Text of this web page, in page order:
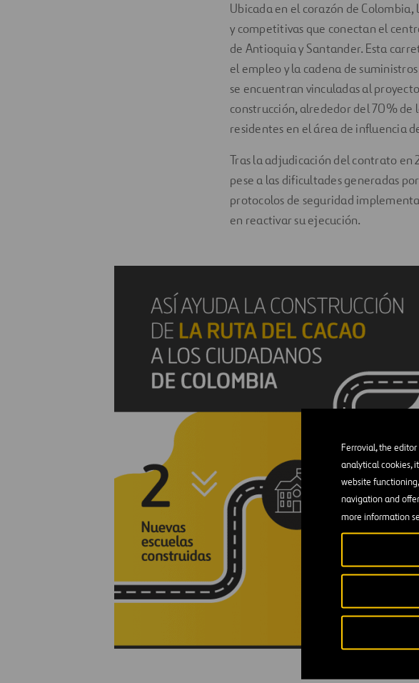
Ferrovial, the
analytical cookies,
website
navigation and
more information
Ubicada en el corazón de
y competitivas que conectan el
de Antioquia y Santander. Esta
el empleo y la cadena de
se encuentran vinculadas al
construcción, alrededor del 70% de
residentes en el área de influencia
Tras la adjudicación del contrato
pese a las dificultades generadas
protocolos de seguridad
en reactivar su ejecución.